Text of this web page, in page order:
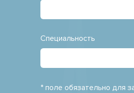
Специальность
* поле обязательно для